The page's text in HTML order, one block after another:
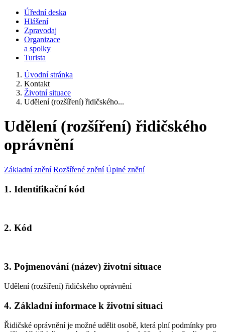
Úřední deska
Hlášení
Zpravodaj
Organizace
a spolky
Turista
Úvodní stránka
Kontakt
Životní situace
Udělení (rozšíření) řidičského...
Udělení (rozšíření) řidičského
oprávnění
Základní znění Rozšířené znění Úplné znění
1. Identifikační kód
2. Kód
3. Pojmenování (název) životní situace
Udělení (rozšíření) řidičského oprávnění
4. Základní informace k životní situaci
Řidičské oprávnění je možné udělit osobě, která plní podmínky pro